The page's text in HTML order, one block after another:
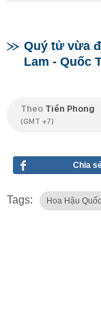
Quý tử vừa
Lam - Quốc
Theo Tiền Phong
(GMT +7)
Chia
Tags: Hoa Hậu